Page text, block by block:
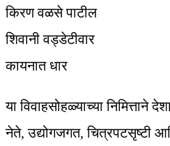
किरण वळसे पाटील
शिवानी वड्डेटीवार
कायनात धार
या विवाहसोहळ्याच्या निमित्ताने
नेते, उद्योगजगत, चित्रपटसृष्टी